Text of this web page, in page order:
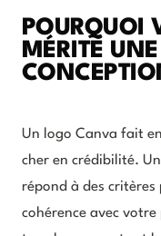
POURQUOI
MÉRITE
Un logo Canva fait
cher en crédibilité.
répond à des
cohérence avec